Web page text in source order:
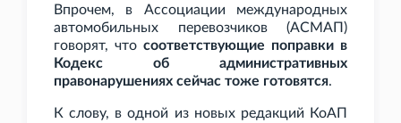
Впрочем, в Ассоциации международных
автомобильных перевозчиков (АСМАП)
говорят, что соответствующие поправки в
Кодекс об административных
правонарушениях сейчас тоже готовятся.
К слову, в одной из новых редакций КоАП